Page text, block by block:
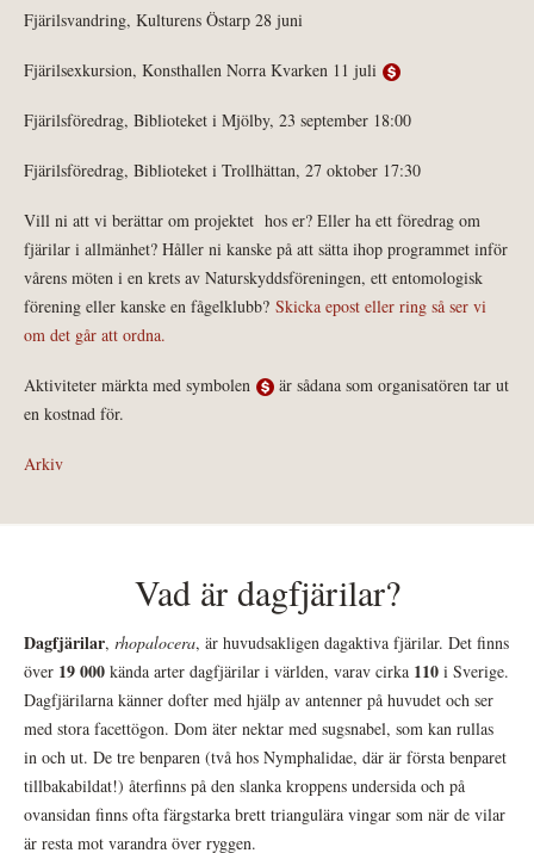
Fjärilsvandring, Kulturens Östarp 28 juni
Fjärilsexkursion, Konsthallen Norra Kvarken 11 juli
Fjärilsföredrag, Biblioteket i Mjölby, 23 september 18:00
Fjärilsföredrag, Biblioteket i Trollhättan, 27 oktober 17:30
Vill ni att vi berättar om projektet hos er? Eller ha ett föredrag om
fjärilar i allmänhet? Håller ni kanske på att sätta ihop programmet inför
vårens möten i en krets av Naturskyddsföreningen, ett entomologisk
förening eller kanske en fågelklubb? Skicka epost eller ring så ser vi
om det går att ordna.
Aktiviteter märkta med symbolen
är sådana som organisatören tar ut
en kostnad för.
Arkiv
Vad är dagfjärilar?
Dagfjärilar, rhopalocera, är huvudsakligen dagaktiva fjärilar. Det finns
över 19 000 kända arter dagfjärilar i världen, varav cirka 110 i Sverige.
Dagfjärilarna känner dofter med hjälp av antenner på huvudet och ser
med stora facettögon. Dom äter nektar med sugsnabel, som kan rullas
in och ut. De tre benparen (två hos Nymphalidae, där är första benparet
tillbakabildat!) återfinns på den slanka kroppens undersida och på
ovansidan finns ofta färgstarka brett triangulära vingar som när de vilar
är resta mot varandra över ryggen.